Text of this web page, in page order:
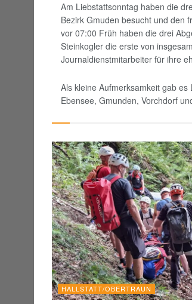
Am Liebstattsonntag haben die
Bezirk Gmuden besucht und den
vor 07:00 Früh haben die drei
Steinkogler die erste von
Journaldienstmitarbeiter für ihre
Als kleine Aufmerksamkeit gab
Ebensee, Gmunden, Vorchdorf
HALLSTATT/OBERTRAUN